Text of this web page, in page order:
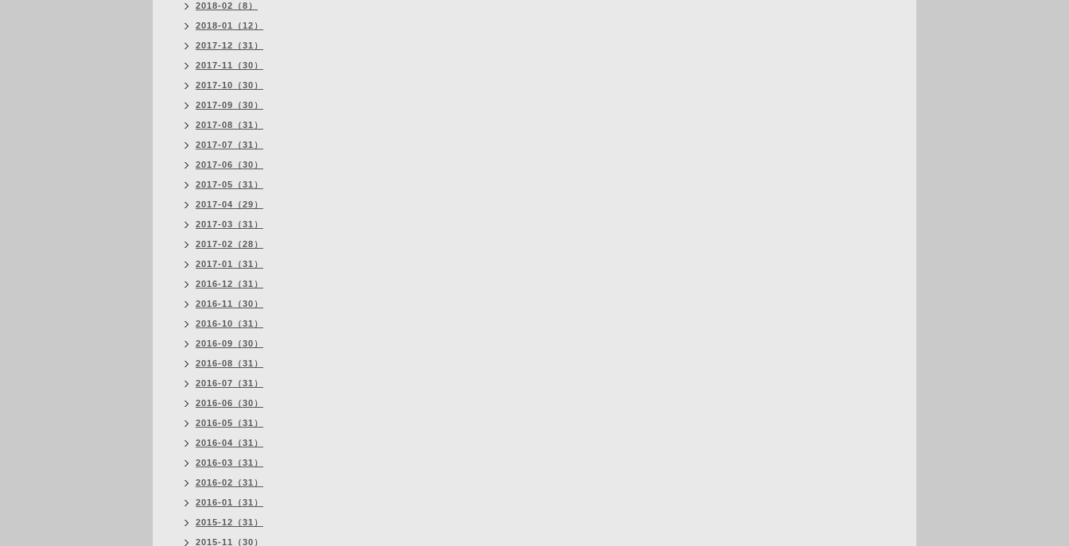
2018-02（8）
2018-01（12）
2017-12（31）
2017-11（30）
2017-10（30）
2017-09（30）
2017-08（31）
2017-07（31）
2017-06（30）
2017-05（31）
2017-04（29）
2017-03（31）
2017-02（28）
2017-01（31）
2016-12（31）
2016-11（30）
2016-10（31）
2016-09（30）
2016-08（31）
2016-07（31）
2016-06（30）
2016-05（31）
2016-04（31）
2016-03（31）
2016-02（31）
2016-01（31）
2015-12（31）
2015-11（30）